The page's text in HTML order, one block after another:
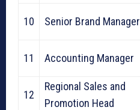
10 Senior Brand Manager
11 Accounting Manager
12
Regional Sales and
Promotion Head